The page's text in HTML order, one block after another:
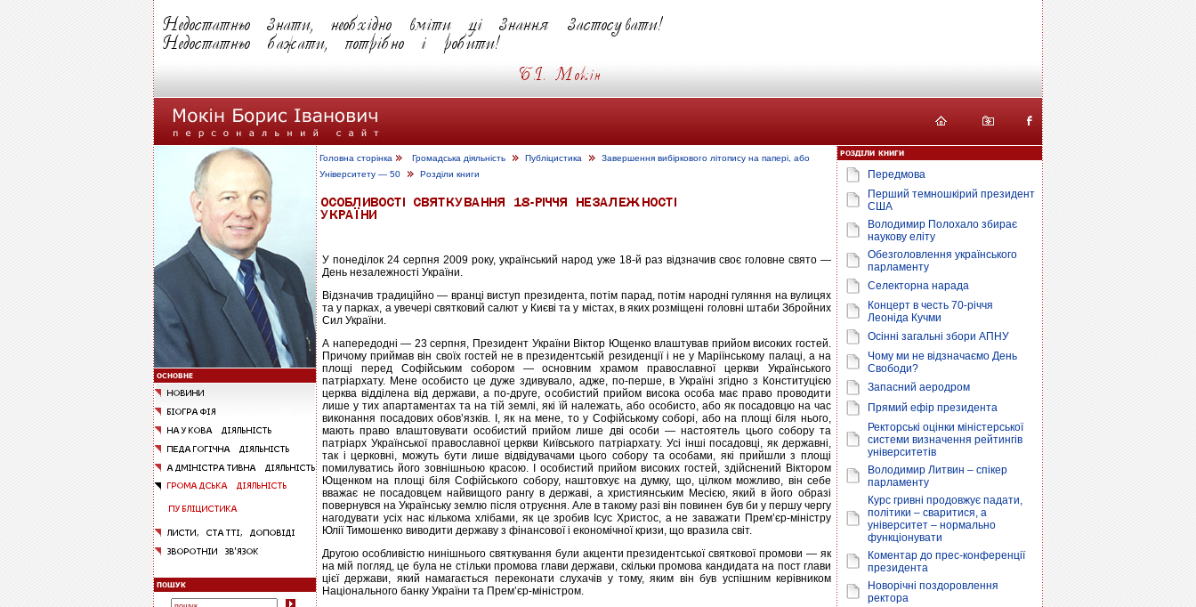
Головна сторінка Громадська діяльність Публіцистика
Завершення вибіркового літопису на папері, або
Університету — 50
Розділи книги
У понеділок 24 серпня 2009 року, український народ уже 18-й раз відзначив своє головне свято —
День незалежності України.
Відзначив традиційно — вранці виступ президента, потім парад, потім народні гуляння на вулицях
та у парках, а увечері святковий салют у Києві та у містах, в яких розміщені головні штаби Збройних
Сил України.
А напередодні — 23 серпня, Президент України Віктор Ющенко влаштував прийом високих гостей.
Причому приймав він своїх гостей не в президентській резиденції і не у Маріїнському палаці, а на
площі перед Софійським собором — основним храмом православної церкви Українського
патріархату. Мене особисто це дуже здивувало, адже, по-перше, в Україні згідно з Конституцією
церква відділена від держави, а по-друге, особистий прийом висока особа має право проводити
лише у тих апартаментах та на тій землі, які їй належать, або особисто, або як посадовцю на час
виконання посадових обов’язків. І, як на мене, то у Софійському соборі, або на площі біля нього,
мають право влаштовувати особистий прийом лише дві особи — настоятель цього собору та
патріарх Української православної церкви Київського патріархату. Усі інші посадовці, як державні,
так і церковні, можуть бути лише відвідувачами цього собору та особами, які прийшли з площі
помилуватись його зовнішньою красою. І особистий прийом високих гостей, здійснений Віктором
Ющенком на площі біля Софійського собору, наштовхує на думку, що, цілком можливо, він себе
вважає не посадовцем найвищого рангу в державі, а християнським Месією, який в його образі
повернувся на Українську землю після отруєння. Але в такому разі він повинен був би у першу чергу
нагодувати усіх нас кількома хлібами, як це зробив Ісус Христос, а не заважати Прем’єр-міністру
Юлії Тимошенко виводити державу з фінансової і економічної кризи, що вразила світ.
Другою особливістю нинішнього святкування були акценти президентської святкової промови — як
на мій погляд, це була не стільки промова глави держави, скільки промова кандидата на пост глави
цієї держави, який намагається переконати слухачів у тому, яким він був успішним керівником
Національного банку України та Прем’єр-міністром.
Передмова
Перший темношкірий президент
США
Володимир Полохало збирає
наукову еліту
Обезголовлення українського
парламенту
Селекторна нарада
Концерт в честь 70-річчя
Леоніда Кучми
Осінні загальні збори АПНУ
Чому ми не відзначаємо День
Свободи?
Запасний аеродром
Прямий ефір президента
Ректорські оцінки міністерської
системи визначення рейтингів
університетів
Володимир Литвин – спікер
парламенту
Курс гривні продовжує падати,
політики – сваритися, а
університет – нормально
функціонувати
Коментар до прес-конференції
президента
Новорічні поздоровлення
ректора